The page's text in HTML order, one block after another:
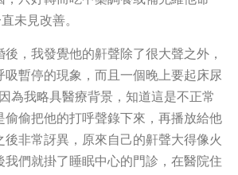
未見改善。
後，我發覺他的鼾聲除了很大聲之外，
吸暫停的現象，而且一個晚上要起床尿
為我略具醫療背景，知道這是不正常
偷偷把他的打呼聲錄下來，再播放給他
後非常訝異，原來自己的鼾聲大得像火
我們就掛了睡眠中心的門診，在醫院住